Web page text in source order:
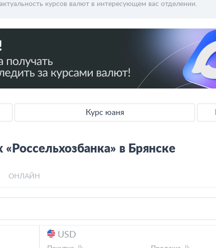
актуальность курсов валют в интересующем вас отделении.
Курс юаня
в Брянске
ОНЛАЙН
USD